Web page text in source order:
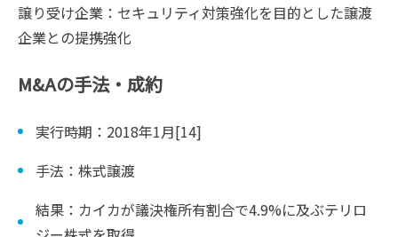
譲り受け企業：セキュリティ対策強化を目的とした譲渡
企業との提携強化
M&Aの手法・成約
実行時期：2018年1月[14]
手法：株式譲渡
結果：カイカが議決権所有割合で4.9%に及ぶテリロ